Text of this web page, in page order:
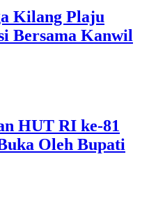
Kilang Plaju
Bersama Kanwil
HUT RI ke-81
Oleh Bupati